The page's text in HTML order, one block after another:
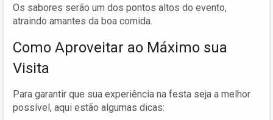
Os sabores serão um dos pontos altos do evento,
atraindo amantes da boa comida.
Como Aproveitar ao Máximo sua
Visita
Para garantir que sua experiência na festa seja a melhor
possível, aqui estão algumas dicas: